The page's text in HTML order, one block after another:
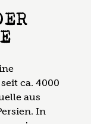
ca. 4000
aus
In